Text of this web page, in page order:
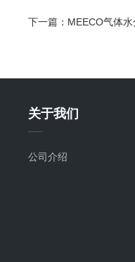
下一篇： MEECO气体
关于我们
公司介绍